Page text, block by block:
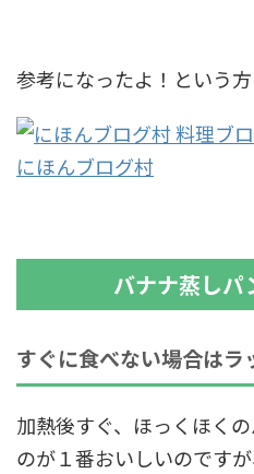
参考になったよ！という
にほんブログ村
バナナ蒸しパ
すぐに食べない場合はラ
加熱後すぐ、ほっくほく
のが１番おいしいのです